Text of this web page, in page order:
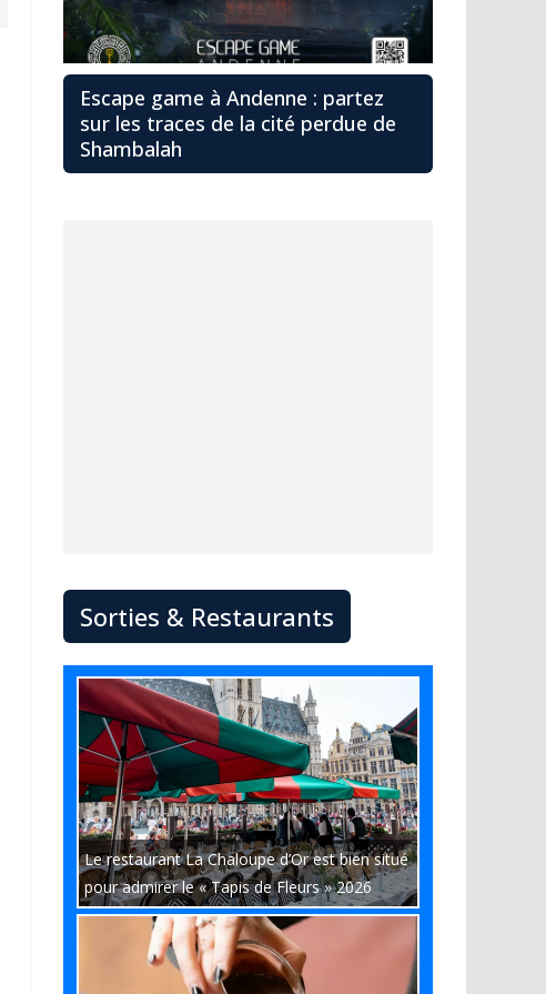
Escape game à Andenne : partez
sur les traces de la cité perdue de
Shambalah
Sorties & Restaurants
Le restaurant La Chaloupe d’Or est bien situé
pour admirer le « Tapis de Fleurs » 2026